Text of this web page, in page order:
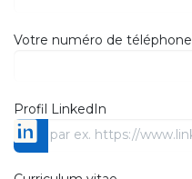
Votre numéro de téléphone
Profil LinkedIn